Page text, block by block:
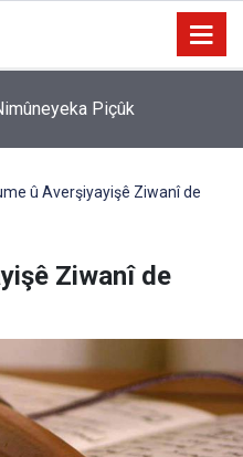
Piçûk
û Averşiyayişê Ziwanî de
Ziwanî de